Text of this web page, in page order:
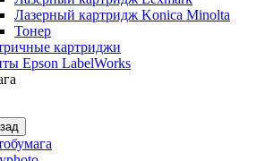
Лазерный картридж Konica Minolta
Тонер
картриджи
Epson LabelWorks